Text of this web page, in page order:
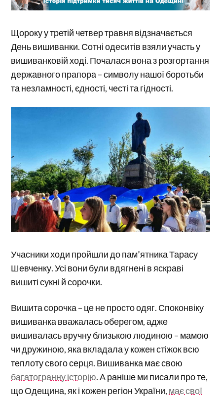
Щороку у третій четвер травня відзначається
День вишиванки. Сотні одеситів взяли участь у
вишиванковій ході. Почалася вона з розгортання
державного прапора – символу нашої боротьби
та незламності, єдності, честі та гідності.
Учасники ходи пройшли до пам’ятника Тарасу
Шевченку. Усі вони були вдягнені в яскраві
вишиті сукні й сорочки.
Вишита сорочка – це не просто одяг. Споконвіку
вишиванка вважалась оберегом, адже
вишивалась вручну близькою людиною – мамою
чи дружиною, яка вкладала у кожен стіжок всю
теплоту свого серця. Вишиванка має свою
багатогранну історію. А раніше ми писали про те,
що Одещина, як і кожен регіон України, має свої